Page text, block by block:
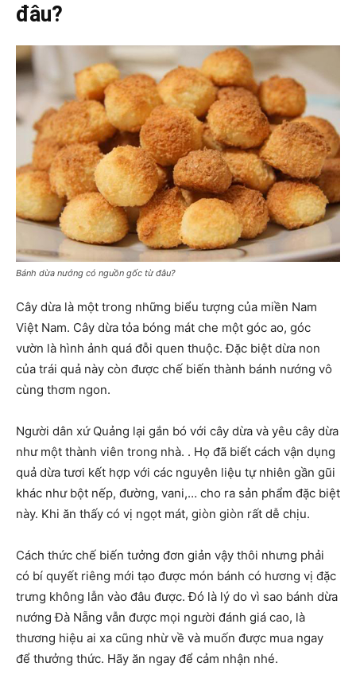
đâu?
Bánh dừa nướng có nguồn gốc từ đâu?
Cây dừa là một trong những biểu tượng của miền Nam
Việt Nam. Cây dừa tỏa bóng mát che một góc ao, góc
vườn là hình ảnh quá đỗi quen thuộc. Đặc biệt dừa non
của trái quả này còn được chế biến thành bánh nướng vô
cùng thơm ngon.
Người dân xứ Quảng lại gắn bó với cây dừa và yêu cây dừa
như một thành viên trong nhà. . Họ đã biết cách vận dụng
quả dừa tươi kết hợp với các nguyên liệu tự nhiên gần gũi
khác như bột nếp, đường, vani,… cho ra sản phẩm đặc biệt
này. Khi ăn thấy có vị ngọt mát, giòn giòn rất dễ chịu.
Cách thức chế biến tưởng đơn giản vậy thôi nhưng phải
có bí quyết riêng mới tạo được món bánh có hương vị đặc
trưng không lẫn vào đâu được. Đó là lý do vì sao bánh dừa
nướng Đà Nẵng vẫn được mọi người đánh giá cao, là
thương hiệu ai xa cũng nhừ về và muốn được mua ngay
để thưởng thức. Hãy ăn ngay để cảm nhận nhé.